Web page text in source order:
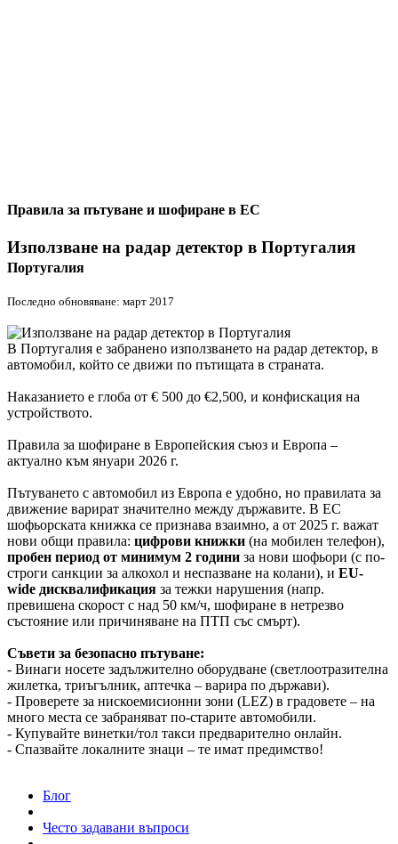
Правила за пътуване и шофиране в ЕС
Използване на радар детектор в Португалия
Португалия
Последно обновяване: март 2017
В Португалия е забранено използването на радар детектор, в
автомобил, който се движи по пътищата в страната.
Наказанието е глоба от € 500 до €2,500, и конфискация на
устройството.
Правила за шофиране в Европейския съюз и Европа –
актуално към януари 2026 г.
Пътуването с автомобил из Европа е удобно, но правилата за
движение варират значително между държавите. В ЕС
шофьорската книжка се признава взаимно, а от 2025 г. важат
нови общи правила: цифрови книжки (на мобилен телефон),
пробен период от минимум 2 години за нови шофьори (с по-
строги санкции за алкохол и неспазване на колани), и EU-
wide дисквалификация за тежки нарушения (напр.
превишена скорост с над 50 км/ч, шофиране в нетрезво
състояние или причиняване на ПТП със смърт).
Съвети за безопасно пътуване:
- Винаги носете задължително оборудване (светлоотразителна
жилетка, триъгълник, аптечка – варира по държави).
- Проверете за нискоемисионни зони (LEZ) в градовете – на
много места се забраняват по-старите автомобили.
- Купувайте винетки/тол такси предварително онлайн.
- Спазвайте локалните знаци – те имат предимство!
Блог
Често задавани въпроси